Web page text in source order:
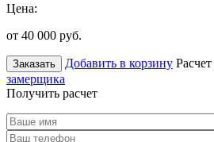
Цена:
от 40 000 руб.
Заказать Добавить в корзину
замерщика
Получить расчет